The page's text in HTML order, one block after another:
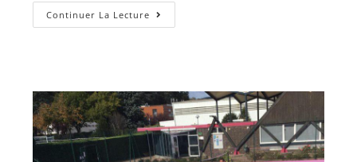
Continuer La Lecture